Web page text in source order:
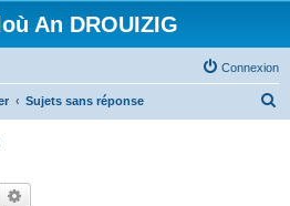
An DROUIZIG
Connexion
Sujets sans réponse
Rechercher